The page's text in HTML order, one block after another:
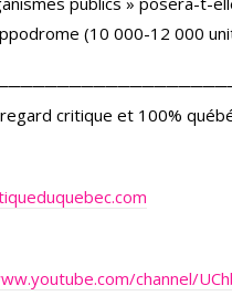
(10 000-12 000
critique et 100%
channel/